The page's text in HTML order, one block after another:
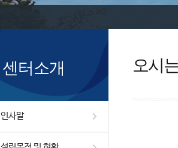
센터소개
인사말
오시